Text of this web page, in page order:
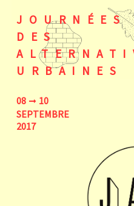
08
10
SEPTEMBRE
2017
JOURNÉES
DES
URBAINES